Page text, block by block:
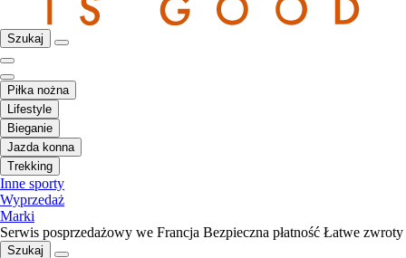
Szukaj
Piłka nożna
Lifestyle
Bieganie
Jazda konna
Trekking
Inne sporty
Wyprzedaż
Marki
Serwis posprzedażowy we Francja Bezpieczna płatność Łatwe zwroty
Szukaj